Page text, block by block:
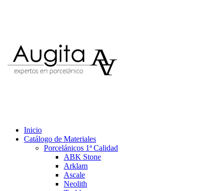
Inicio
Catálogo de Materiales
Porcelánicos 1ª Calidad
ABK Stone
Arklam
Ascale
Neolith